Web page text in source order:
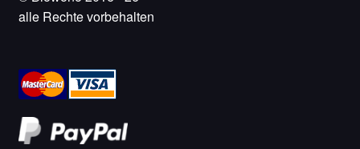
alle Rechte vorbehalten